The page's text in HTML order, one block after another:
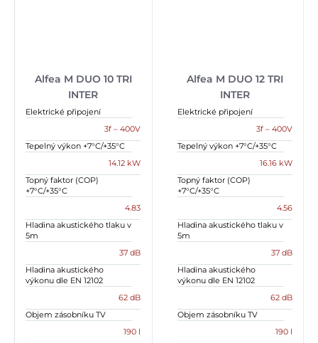
Alfea M DUO 10 TRI
INTER
Elektrické připojení
3f – 400V
Tepelný výkon +7°C/+35°C
14.12 kW
Topný faktor (COP)
+7°C/+35°C
4.83
Hladina akustického tlaku v
5m
37 dB
Hladina akustického
výkonu dle EN 12102
62 dB
Objem zásobníku TV
190 l
Alfea M DUO 12 TRI
INTER
Elektrické připojení
3f – 400V
Tepelný výkon +7°C/+35°C
16.16 kW
Topný faktor (COP)
+7°C/+35°C
4.56
Hladina akustického tlaku v
5m
37 dB
Hladina akustického
výkonu dle EN 12102
62 dB
Objem zásobníku TV
190 l